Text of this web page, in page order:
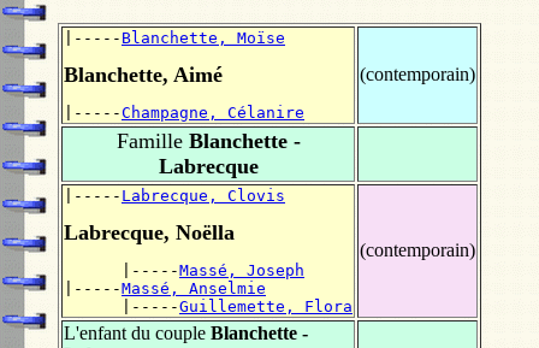
|----- Blanchette, Moïse
Blanchette, Aimé
|-----Champagne, Célanire
(contemporain)
FamilleBlanchette -
Labrecque
|----- Labrecque, Clovis
Labrecque, Noëlla
      |-----
Massé, Joseph
|-----Massé, Anselmie
      |-----
Guillemette, Flora
(contemporain)
L'enfant du couple Blanchette -